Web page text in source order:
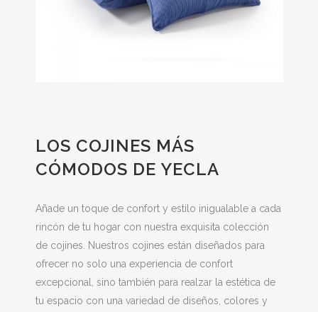
LOS COJINES MÁS
CÓMODOS DE YECLA
Añade un toque de confort y estilo inigualable a cada
rincón de tu hogar con nuestra exquisita colección
de cojines. Nuestros cojines están diseñados para
ofrecer no solo una experiencia de confort
excepcional, sino también para realzar la estética de
tu espacio con una variedad de diseños, colores y